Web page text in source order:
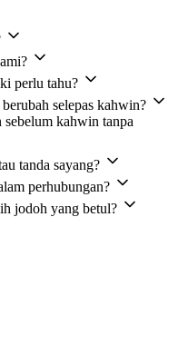
perlu tahu?
selepas kahwin?
sebelum kahwin tanpa
tanda sayang?
perhubungan?
jodoh yang betul?